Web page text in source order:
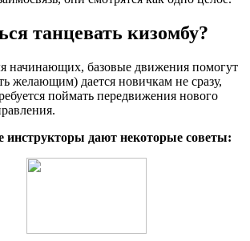
танцевать кизомбу?
начинающих, базовые движения помогут
желающим) дается новичкам не сразу,
поймать передвижения нового
дают некоторые советы: